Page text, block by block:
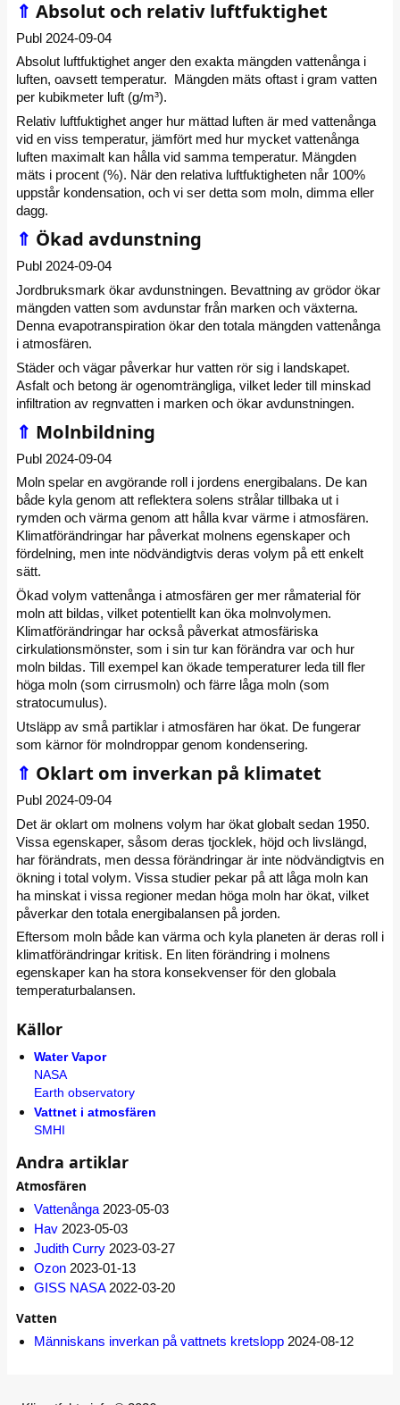
⇑ Absolut och relativ luftfuktighet
Publ 2024-09-04
Absolut luftfuktighet anger den exakta mängden vattenånga i
luften, oavsett temperatur. Mängden mäts oftast i gram vatten
per kubikmeter luft (g/m³).
Relativ luftfuktighet anger hur mättad luften är med vattenånga
vid en viss temperatur, jämfört med hur mycket vattenånga
luften maximalt kan hålla vid samma temperatur. Mängden
mäts i procent (%). När den relativa luftfuktigheten når 100%
uppstår kondensation, och vi ser detta som moln, dimma eller
dagg.
⇑ Ökad avdunstning
Publ 2024-09-04
Jordbruksmark ökar avdunstningen. Bevattning av grödor ökar
mängden vatten som avdunstar från marken och växterna.
Denna evapotranspiration ökar den totala mängden vattenånga
i atmosfären.
Städer och vägar påverkar hur vatten rör sig i landskapet.
Asfalt och betong är ogenomträngliga, vilket leder till minskad
infiltration av regnvatten i marken och ökar avdunstningen.
⇑ Molnbildning
Publ 2024-09-04
Moln spelar en avgörande roll i jordens energibalans. De kan
både kyla genom att reflektera solens strålar tillbaka ut i
rymden och värma genom att hålla kvar värme i atmosfären.
Klimatförändringar har påverkat molnens egenskaper och
fördelning, men inte nödvändigtvis deras volym på ett enkelt
sätt.
Ökad volym vattenånga i atmosfären ger mer råmaterial för
moln att bildas, vilket potentiellt kan öka molnvolymen.
Klimatförändringar har också påverkat atmosfäriska
cirkulationsmönster, som i sin tur kan förändra var och hur
moln bildas. Till exempel kan ökade temperaturer leda till fler
höga moln (som cirrusmoln) och färre låga moln (som
stratocumulus).
Utsläpp av små partiklar i atmosfären har ökat. De fungerar
som kärnor för molndroppar genom kondensering.
⇑ Oklart om inverkan på klimatet
Publ 2024-09-04
Det är oklart om molnens volym har ökat globalt sedan 1950.
Vissa egenskaper, såsom deras tjocklek, höjd och livslängd,
har förändrats, men dessa förändringar är inte nödvändigtvis en
ökning i total volym. Vissa studier pekar på att låga moln kan
ha minskat i vissa regioner medan höga moln har ökat, vilket
påverkar den totala energibalansen på jorden.
Eftersom moln både kan värma och kyla planeten är deras roll i
klimatförändringar kritisk. En liten förändring i molnens
egenskaper kan ha stora konsekvenser för den globala
temperaturbalansen.
Källor
Water Vapor
NASA
Earth observatory
Vattnet i atmosfären
SMHI
Andra artiklar
Atmosfären
Vattenånga 2023-05-03
Hav 2023-05-03
Judith Curry 2023-03-27
Ozon 2023-01-13
GISS NASA 2022-03-20
Vatten
Människans inverkan på vattnets kretslopp 2024-08-12